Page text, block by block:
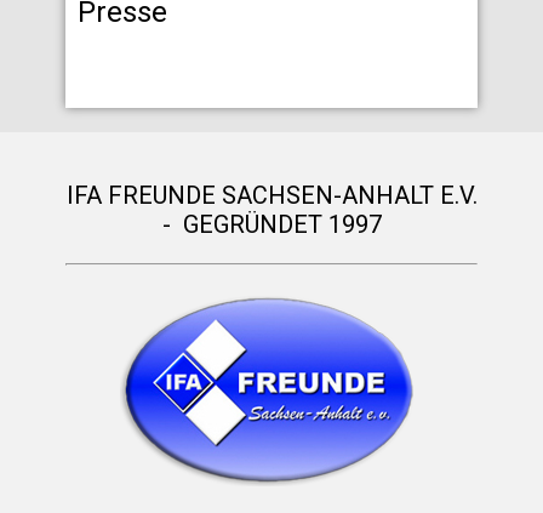
Presse
IFA FREUNDE SACHSEN-ANHALT E.V.
- GEGRÜNDET 1997